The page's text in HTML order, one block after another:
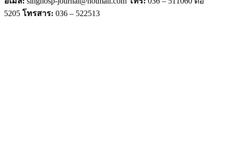
5205 โทรสาร: 036 – 522513